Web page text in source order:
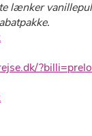
lænker